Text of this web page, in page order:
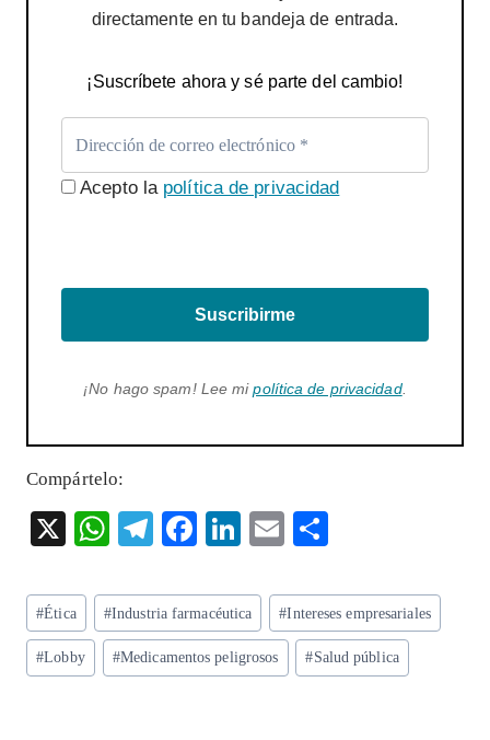
directamente en tu bandeja de entrada.
¡Suscríbete ahora y sé parte del cambio!
Acepto la política de privacidad
Suscribirme
¡No hago spam! Lee mipolítica de privacidad.
Compártelo:
X
W
ts
A
p
T
eg
ra
m
F
eb
o
o
Li
ke
dI
n
E
ai
l
re
Etiquetas
de
la
#Ética #Industria farmacéutica #Intereses empresariales
#Lobby #Medicamentos peligrosos #Salud pública